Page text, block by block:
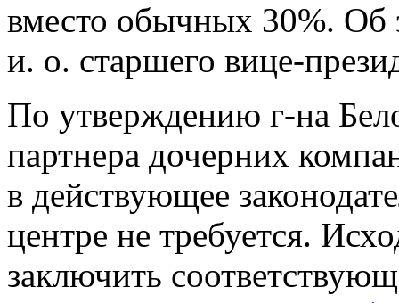
вместо обычных 30%. Об
и. о. старшего вице-
По утверждению г-на
партнера дочерних
в действующее
центре не требуется.
заключить